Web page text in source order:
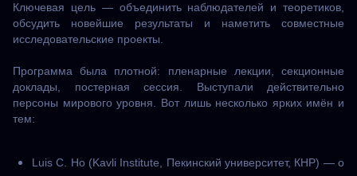
Ключевая цель — объединить наблюдателей и теоретиков,
обсудить новейшие результаты и наметить совместные
исследовательские проекты.
Программа была плотной: пленарные лекции, секционные
доклады, постерная сессия. Выступали действительно
персоны мирового уровня. Вот лишь несколько ярких имён и
тем:
Luis C. Ho (Kavli Institute, Пекинский университет, КНР) — о